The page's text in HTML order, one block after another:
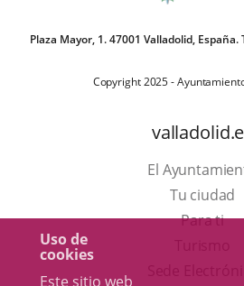
Uso de
cookies
Este sitio web
Plaza Mayor, 1. 47001 Valladolid, España.
Copyright 2025 -
El
Tu ciudad
Para ti